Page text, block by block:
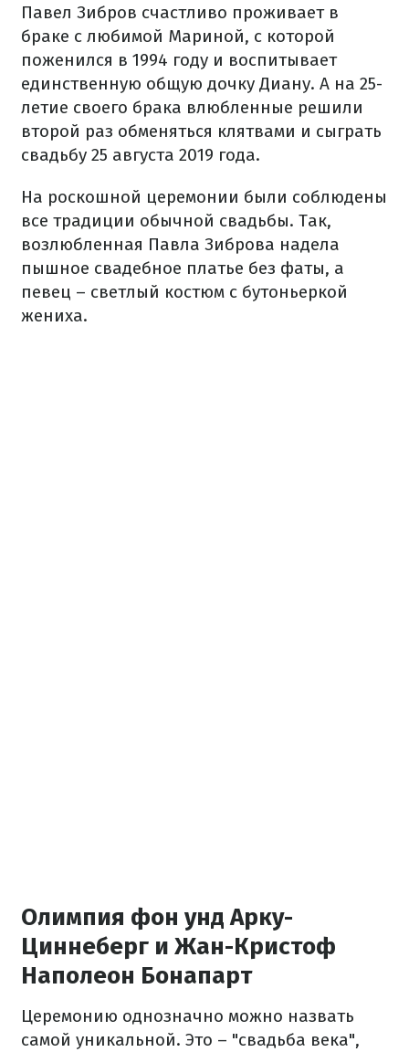
Павел Зибров счастливо проживает в
браке с любимой Мариной, с которой
поженился в 1994 году и воспитывает
единственную общую дочку Диану. А на 25-
летие своего брака влюбленные решили
второй раз обменяться клятвами и сыграть
свадьбу 25 августа 2019 года.
На роскошной церемонии были соблюдены
все традиции обычной свадьбы. Так,
возлюбленная Павла Зиброва надела
пышное свадебное платье без фаты, а
певец – светлый костюм с бутоньеркой
жениха.
Олимпия фон унд Арку-
Циннеберг и Жан-Кристоф
Наполеон Бонапарт
Церемонию однозначно можно назвать
самой уникальной. Это – "свадьба века",